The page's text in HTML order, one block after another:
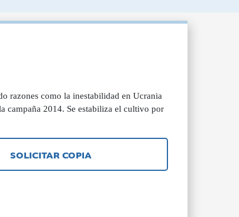
razones como la inestabilidad en Ucrania
campaña 2014. Se estabiliza el cultivo por
SOLICITAR COPIA